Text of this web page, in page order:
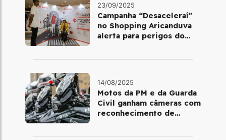
23/09/2025
Campanha “Desaceleraí”
no Shopping Aricanduva
alerta para perigos do
14/08/2025
Motos da PM e da Guarda
Civil ganham câmeras com
reconhecimento de